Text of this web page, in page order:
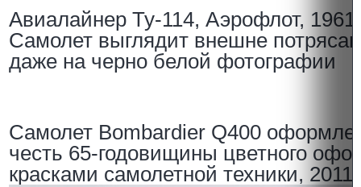
Авиалайнер Ту-114, Аэрофлот, 1961
Самолет выглядит внешне
даже на черно белой фотографии
Самолет Bombardier Q400
честь 65-годовищины цветного
красками самолетной техники, 2011